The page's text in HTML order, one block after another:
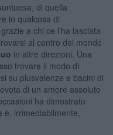
di quella
in qualcosa di
a chi ce l’ha lasciata
al centro del mondo
in altre direzioni. Una
trovare il modo di
su plusvalenze e bacini di
di un amore assoluto
ha dimostrato
irrimediabilmente,